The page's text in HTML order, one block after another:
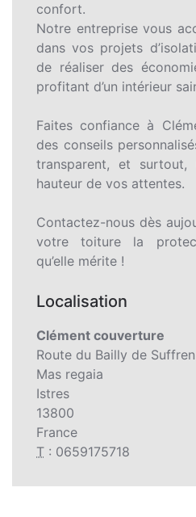
confort.
Notre entreprise vous
dans vos projets
de réaliser des
profitant d’un intérieur
Faites confiance à
des conseils
transparent, et
hauteur de vos attentes.
Contactez-nous dès
votre toiture la
qu’elle mérite !
Localisation
Clément couverture
Route du Bailly de Suffren
Mas regaia
Istres
13800
France
T : 0659175718